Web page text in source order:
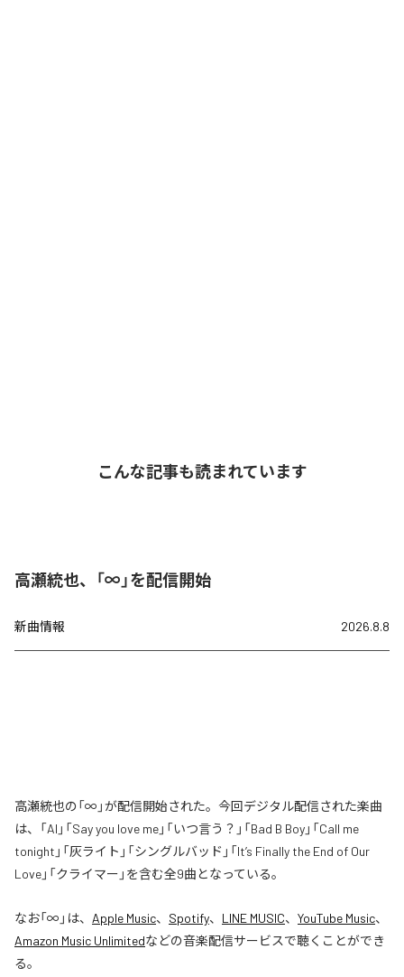
こんな記事も読まれています
高瀬統也、「∞」を配信開始
新曲情報 2026.8.8
高瀬統也の「∞」が配信開始された。今回デジタル配信された楽曲
は、「AI」「Say you love me」「いつ言う？」「Bad B Boy」「Call me
tonight」「灰ライト」「シングルバッド」「It’s Finally the End of Our
Love」「クライマー」を含む全9曲となっている。
なお「∞ 」は、 Apple Music、 Spotify、 LINE MUSIC、 YouTube Music、
Amazon Music Unlimitedなどの音楽配信サービスで聴くことができ
る。